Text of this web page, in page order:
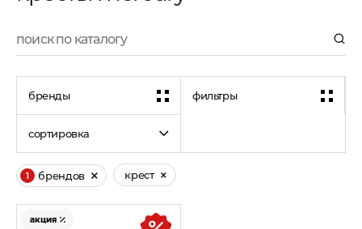
бренды фильтры
сортировка
1 брендов крест
акция